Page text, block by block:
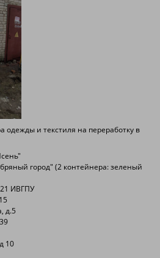
одежды и текстиля на переработку в
город" (2 контейнера: зеленый
ИВГПУ
д.5
10